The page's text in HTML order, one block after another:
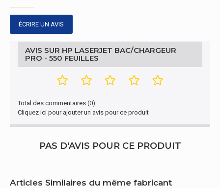
ÉCRIRE UN AVIS
AVIS SUR HP LASERJET BAC/CHARGEUR
PRO - 550 FEUILLES
Total des commentaires (0)
Cliquez ici pour ajouter un avis pour ce produit
PAS D'AVIS POUR CE PRODUIT
Articles Similaires du même fabricant